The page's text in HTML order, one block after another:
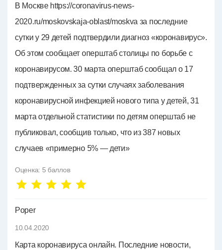
В Москве https://coronavirus-news-
2020.ru/moskovskaja-oblast/moskva за последние
сутки у 29 детей подтвердили диагноз «коронавирус».
Об этом сообщает оперштаб столицы по борьбе с
коронавирусом. 30 марта оперштаб сообщал о 17
подтвержденных за сутки случаях заболевания
коронавирусной инфекцией нового типа у детей, 31
марта отдельной статистики по детям оперштаб не
публиковал, сообщив только, что из 387 новых
случаев «примерно 5% — дети»
Оценка: 5 баллов
Poper
10.04.2020
Карта коронавируса онлайн. Последние новости,